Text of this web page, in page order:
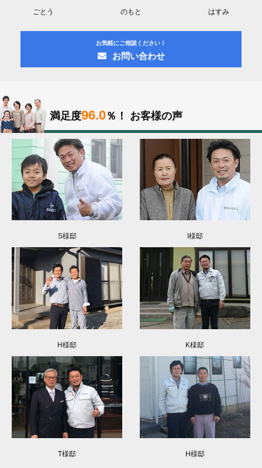
ごとう のもと はすみ
お気軽にご相談ください！
お問い合わせ
満足度96.0％！ お客様の声
S様邸 I様邸
H様邸 K様邸
T様邸 H様邸